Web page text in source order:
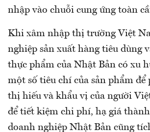
nhập vào chuỗi cung ứng toàn
Khi xâm nhập thị trường Việt
nghiệp sản xuất hàng tiêu dùng
thực phẩm của Nhật Bản có xu
một số tiêu chí của sản phẩm để
thị hiếu và khẩu vị của người
để tiết kiệm chi phí, hạ giá
doanh nghiệp Nhật Bản cũng